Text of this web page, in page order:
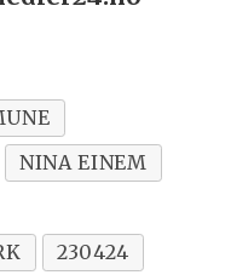
NINA EINEM
230424